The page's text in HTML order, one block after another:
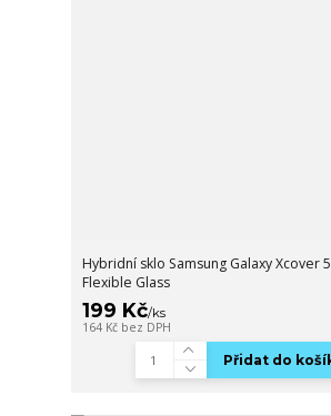
Hybridní sklo Samsung Galaxy Xcover
Flexible Glass
199 Kč/ks
164 Kč bez DPH
Přidat do